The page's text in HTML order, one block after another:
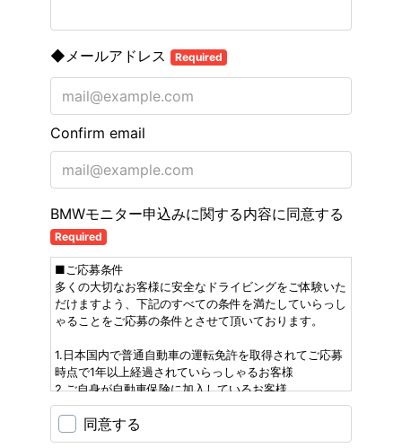
◆メールアドレス Required
Confirm email
BMWモニター申込みに関する内容に同意する
Required
■ご応募条件
多くの大切なお客様に安全なドライビングをご体験いた
だけますよう、下記のすべての条件を満たしていらっし
ゃることをご応募の条件とさせて頂いております。
1.日本国内で普通自動車の運転免許を取得されてご応募
時点で1年以上経過されていらっしゃるお客様
2.ご自身が自動車保険に加入しているお客様
3.日常的に普通自動車を運転されていらっしゃるお客様
4.普通自動車をご自身かご家族で保有されているお客様
5.当社が貸し出しするテストドライブカーの保管場所
同意する